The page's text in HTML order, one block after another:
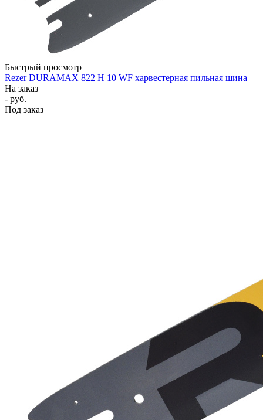
Быстрый просмотр
Rezer DURAMAX 822 H 10 WF харвестерная пильная шина
На заказ
- руб.
Под заказ